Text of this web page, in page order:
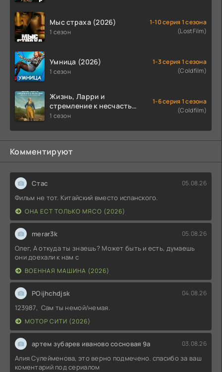
Мыс страха (2026)
1 сезон
1-10 серия 1 сезона
(LostFilm)
Умница (2026)
1 сезон
1-3 серия 1 сезона
(Coldfilm)
Жизнь, Ларри и
стремление к несчастью:
Почти история Америки
1 сезон
1-6 серия 1 сезона
(Coldfilm)
Комментируют
Стас 05.08.26
Фильм не тот. Китайский вместо испанского.
ОНА ЕСТ ТОЛЬКО МЯСО (2026)
merar3k 05.08.26
Олег, А откуда ты знаешь? Может быть и есть, думаешь
они доехали к нам с
ВОЕННАЯ МАШИНА (2026)
POijhchdjsk 04.08.26
123987, Сам ты немой/немая.
МОТОР СИТИ (2026)
артем зубарев иваново сосновая 9а 03.08.26
Алия Сулейменова, это верно подмечено. спасибо за ваш
коментарий под сериалом